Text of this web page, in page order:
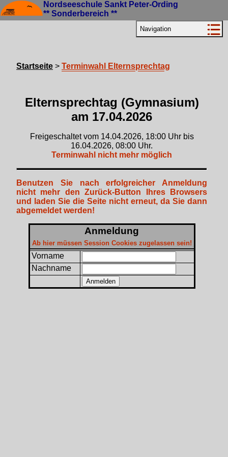
Nordseeschule Sankt Peter-Ording
** Sonderbereich **
Navigation
Startseite > Terminwahl Elternsprechtag
Elternsprechtag (Gymnasium)
am 17.04.2026
Freigeschaltet vom 14.04.2026, 18:00 Uhr bis
16.04.2026, 08:00 Uhr.
Terminwahl nicht mehr möglich
Benutzen Sie nach erfolgreicher Anmeldung
nicht mehr den Zurück-Button Ihres Browsers
und laden Sie die Seite nicht erneut, da Sie dann
abgemeldet werden!
Anmeldung
Ab hier müssen Session Cookies zugelassen sein!
Vorname
Nachname
Anmelden